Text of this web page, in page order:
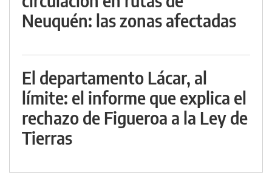
Neuquén: las zonas afectadas
El departamento Lácar, al
límite: el informe que explica el
rechazo de Figueroa a la Ley de
Tierras